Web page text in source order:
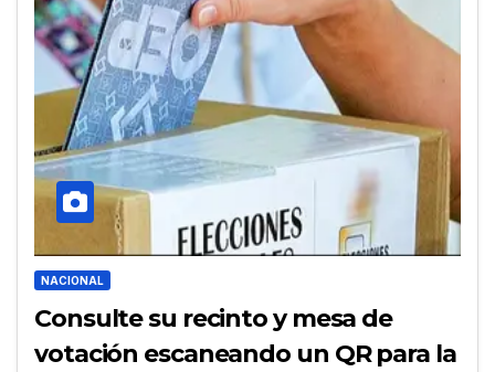
NACIONAL
Consulte su recinto y mesa de
votación escaneando un QR para la